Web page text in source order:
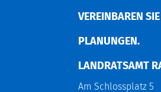
EREINBAREN SIE
LANUNGEN.
LANDRATSAMT
Am Schlossplatz 5